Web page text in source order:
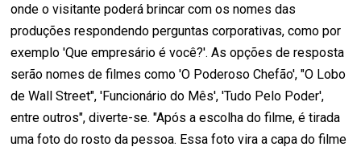
onde o visitante poderá brincar com os nomes das
produções respondendo perguntas corporativas, como por
exemplo 'Que empresário é você?'. As opções de resposta
serão nomes de filmes como 'O Poderoso Chefão', "O Lobo
de Wall Street", 'Funcionário do Mês', 'Tudo Pelo Poder',
entre outros", diverte-se. "Após a escolha do filme, é tirada
uma foto do rosto da pessoa. Essa foto vira a capa do filme